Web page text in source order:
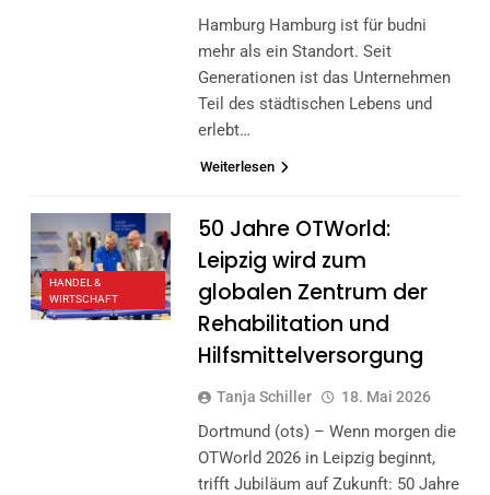
Hamburg Hamburg ist für budni
mehr als ein Standort. Seit
Generationen ist das Unternehmen
Teil des städtischen Lebens und
erlebt…
Weiterlesen
HANDEL &
WIRTSCHAFT
50 Jahre OTWorld:
Leipzig wird zum
globalen Zentrum der
Rehabilitation und
Hilfsmittelversorgung
Tanja Schiller 18. Mai 2026
Dortmund (ots) – Wenn morgen die
OTWorld 2026 in Leipzig beginnt,
trifft Jubiläum auf Zukunft: 50 Jahre